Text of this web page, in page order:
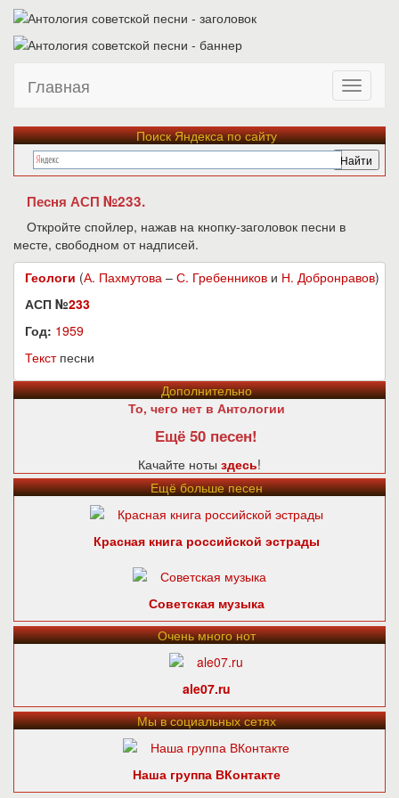
Главная
Поиск Яндекса по сайту
Песня АСП №233.
Откройте спойлер, нажав на кнопку-заголовок песни в
месте, свободном от надписей.
Геологи (А. Пахмутова – С. Гребенников и Н. Добронравов)
АСП №233
Год: 1959
Текстпесни
Дополнительно
То, чего нет в Антологии
Ещё 50 песен!
Качайте ноты здесь!
Ещё больше песен
Красная книга российской эстрады
Советская музыка
Очень много нот
ale07.ru
Мы в социальных сетях
Наша группа ВКонтакте